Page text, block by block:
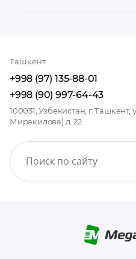
Ташкент
+998 (97) 135-88-01
+998 (90) 997-64-43
100031, Узбекистан, г.
Миракилова) д. 22